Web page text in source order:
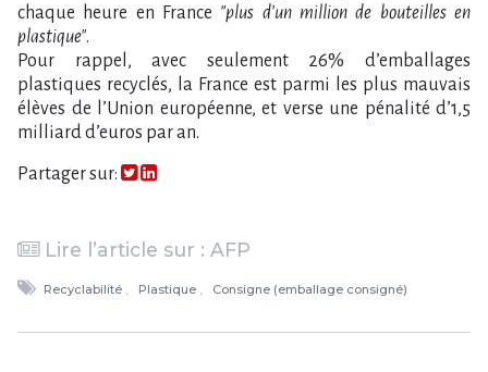
chaque heure en France "plus d​‌’un million de bouteilles en
plastique".
Pour rappel, avec seulement 26% d​‌’emballages
plastiques recyclés, la France est parmi les plus mauvais
élèves de l​‌’Union européenne, et verse une pénalité d​‌’1,5
milliard d​‌’euros par an.
Partager sur:
Lire l’article sur : AFP
Recyclabilité Plastique Consigne (emballage consigné)